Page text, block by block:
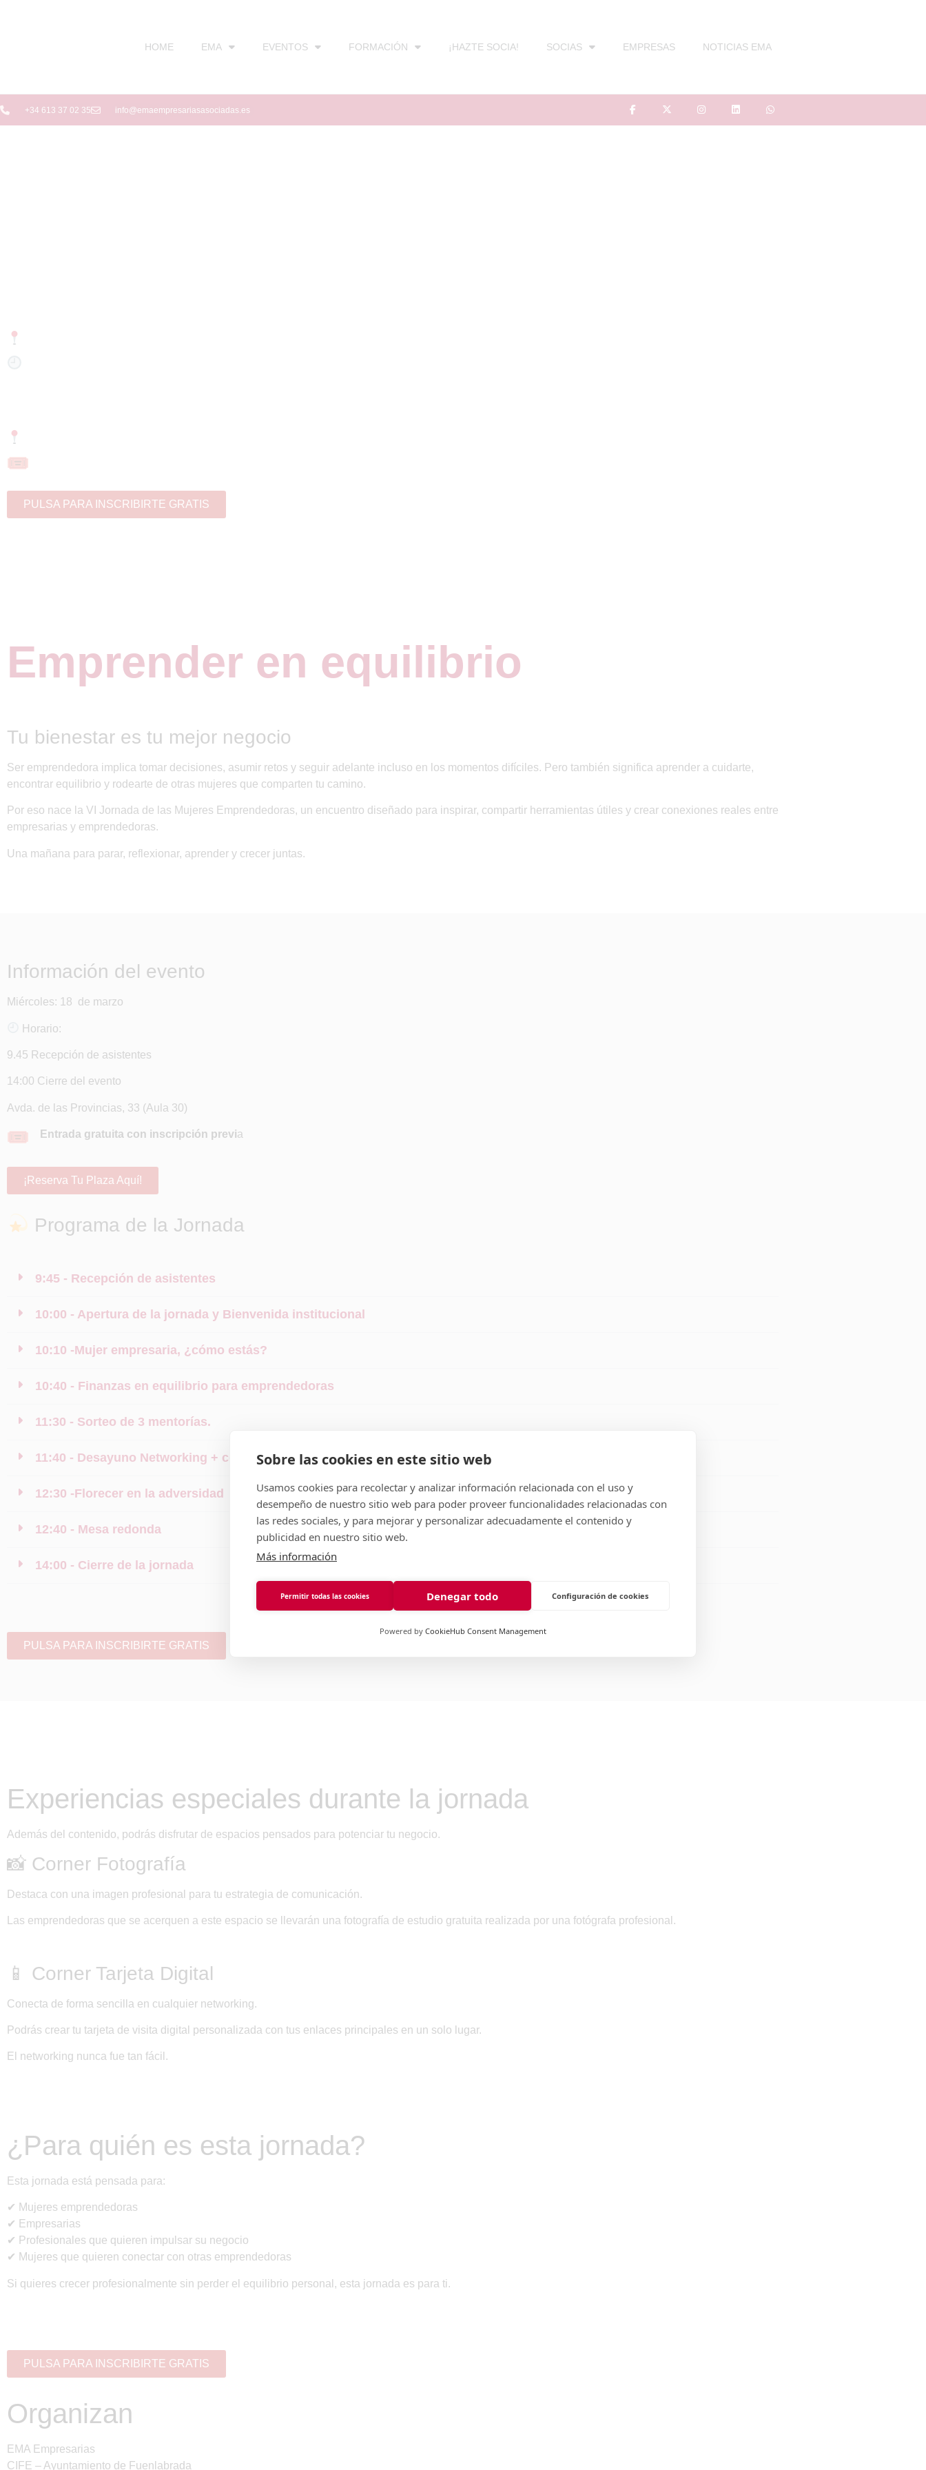
HOME EMA EVENTOS FORMACIÓN ¡HAZTE SOCIA! SOCIAS EMPRESAS NOTICIAS EMA
+34 613 37 02 35 info@emaempresariasasociadas.es
PULSA PARA INSCRIBIRTE GRATIS
Emprender en equilibrio
Tu bienestar es tu mejor negocio
Ser emprendedora implica tomar decisiones, asumir retos y seguir adelante incluso en los momentos difíciles. Pero también significa aprender a cuidarte,
encontrar equilibrio y rodearte de otras mujeres que comparten tu camino.
Por eso nace la VI Jornada de las Mujeres Emprendedoras, un encuentro diseñado para inspirar, compartir herramientas útiles y crear conexiones reales entre
empresarias y emprendedoras.
Una mañana para parar, reflexionar, aprender y crecer juntas.
Información del evento
Miércoles: 18 de marzo
Horario:
9.45 Recepción de asistentes
14:00 Cierre del evento
Avda. de las Provincias, 33 (Aula 30)
Entrada gratuita con inscripción previa
¡Reserva Tu Plaza Aquí!
Programa de la Jornada
9:45 - Recepción de asistentes
10:00 - Apertura de la jornada y Bienvenida institucional
10:10 -Mujer empresaria, ¿cómo estás?
10:40 - Finanzas en equilibrio para emprendedoras
11:30 - Sorteo de 3 mentorías.
11:40 - Desayuno Networking + corners
12:30 -Florecer en la adversidad
12:40 - Mesa redonda
14:00 - Cierre de la jornada
PULSA PARA INSCRIBIRTE GRATIS
Experiencias especiales durante la jornada
Además del contenido, podrás disfrutar de espacios pensados para potenciar tu negocio.
📸 Corner Fotografía
Destaca con una imagen profesional para tu estrategia de comunicación.
Las emprendedoras que se acerquen a este espacio se llevarán una fotografía de estudio gratuita realizada por una fotógrafa profesional.
📱 Corner Tarjeta Digital
Conecta de forma sencilla en cualquier networking.
Podrás crear tu tarjeta de visita digital personalizada con tus enlaces principales en un solo lugar.
El networking nunca fue tan fácil.
¿Para quién es esta jornada?
Esta jornada está pensada para:
✔ Mujeres emprendedoras
✔ Empresarias
✔ Profesionales que quieren impulsar su negocio
✔ Mujeres que quieren conectar con otras emprendedoras
Si quieres crecer profesionalmente sin perder el equilibrio personal , esta jornada es para ti.
PULSA PARA INSCRIBIRTE GRATIS
Organizan
EMA Empresarias
CIFE – Ayuntamiento de Fuenlabrada
Sobre las cookies en este sitio web
Usamos cookies para recolectar y analizar información relacionada con el uso y
desempeño de nuestro sitio web para poder proveer funcionalidades relacionadas con
las redes sociales, y para mejorar y personalizar adecuadamente el contenido y
publicidad en nuestro sitio web.
Más información
Permitir todas las cookies Denegar todo Configuración de cookies
Powered by CookieHub Consent Management